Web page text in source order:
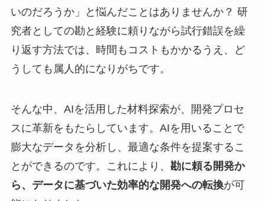
いのだろうか」と悩んだことはありませんか？ 研
究者としての勘と経験に頼りながら試行錯誤を繰
り返す方法では、時間もコストもかかるうえ、ど
うしても属人的になりがちです。
そんな中、AIを活用した材料探索が、開発プロセ
スに革新をもたらしています。AIを用いることで
膨大なデータを分析し、最適な条件を提案するこ
とができるのです。これにより、 勘に頼る開発か
ら、データに基づいた効率的な開発への転換が可